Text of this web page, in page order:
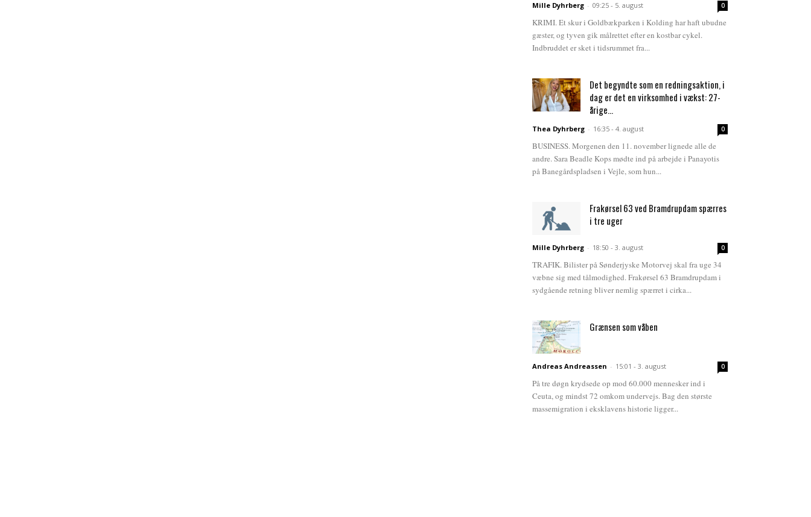
Mille Dyhrberg - 09:25 - 5. august 0
KRIMI. Et skur i Goldbækparken i Kolding har haft ubudne
gæster, og tyven gik målrettet efter en kostbar cykel.
Indbruddet er sket i tidsrummet fra...
Det begyndte som en redningsaktion, i
dag er det en virksomhed i vækst: 27-
årige...
Thea Dyhrberg - 16:35 - 4. august 0
BUSINESS. Morgenen den 11. november lignede alle de
andre. Sara Beadle Kops mødte ind på arbejde i Panayotis
på Banegårdspladsen i Vejle, som hun...
Frakørsel 63 ved Bramdrupdam spærres
i tre uger
Mille Dyhrberg - 18:50 - 3. august 0
TRAFIK. Bilister på Sønderjyske Motorvej skal fra uge 34
væbne sig med tålmodighed. Frakørsel 63 Bramdrupdam i
sydgående retning bliver nemlig spærret i cirka...
Grænsen som våben
Andreas Andreassen - 15:01 - 3. august 0
På tre døgn krydsede op mod 60.000 mennesker ind i
Ceuta, og mindst 72 omkom undervejs. Bag den største
massemigration i eksklavens historie ligger...